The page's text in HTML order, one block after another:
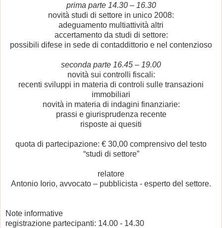
prima parte 14.30 – 16.30
novità studi di settore in unico 2008:
adeguamento multiattività altri
accertamento da studi di settore:
possibili difese in sede di contaddittorio e nel contenzioso
seconda parte 16.45 – 19.00
novità sui controlli fiscali:
recenti sviluppi in materia di controli sulle transazioni
immobiliari
novità in materia di indagini finanziarie:
prassi e giurisprudenza recente
risposte ai quesiti
quota di partecipazione: € 30,00 comprensivo del testo
“studi di settore”
relatore
Antonio Iorio, avvocato – pubblicista - esperto del settore.
Note informative
registrazione partecipanti: 14.00 - 14.30